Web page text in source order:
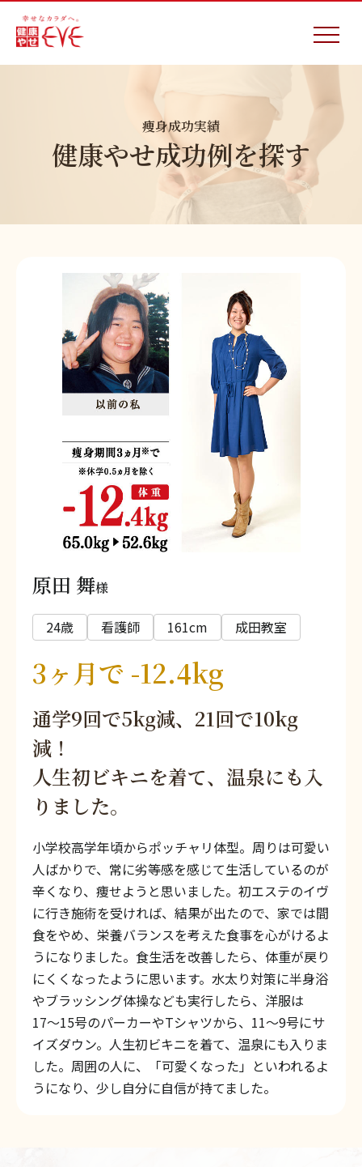
痩身成功実績
健康やせ成功例を探す
原田 舞様
24歳 看護師 161cm 成田教室
3ヶ月で -12.4kg
通学9回で5kg減、21回で10kg
減！
人生初ビキニを着て、温泉にも入
りました。
小学校高学年頃からポッチャリ体型。周りは可愛い
人ばかりで、常に劣等感を感じて生活しているのが
辛くなり、痩せようと思いました。初エステのイヴ
に行き施術を受ければ、結果が出たので、家では間
食をやめ、栄養バランスを考えた食事を心がけるよ
うになりました。食生活を改善したら、体重が戻り
にくくなったように思います。水太り対策に半身浴
やブラッシング体操なども実行したら、洋服は
17〜15号のパーカーやTシャツから、11〜9号にサ
イズダウン。人生初ビキニを着て、温泉にも入りま
した。周囲の人に、「可愛くなった」といわれるよ
うになり、少し自分に自信が持てました。